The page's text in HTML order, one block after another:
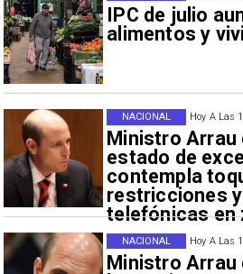
IPC de julio
alimentos y
Hoy A Las
Ministro
estado de
contempla
restricciones
telefónicas
NACIONAL
Hoy A Las
Ministro Arrau
NACIONAL